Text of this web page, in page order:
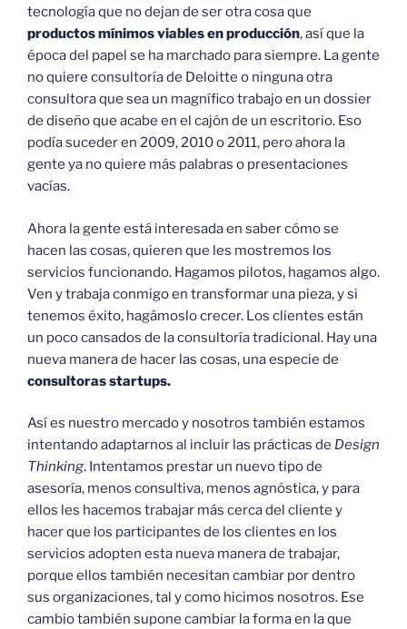
tecnología que no dejan de ser otra cosa que
productos mínimos viables en producción, así que la
época del papel se ha marchado para siempre. La gente
no quiere consultoría de Deloitte o ninguna otra
consultora que sea un magnífico trabajo en un dossier
de diseño que acabe en el cajón de un escritorio. Eso
podía suceder en 2009, 2010 o 2011, pero ahora la
gente ya no quiere más palabras o presentaciones
vacías.
Ahora la gente está interesada en saber cómo se
hacen las cosas, quieren que les mostremos los
servicios funcionando. Hagamos pilotos, hagamos algo.
Ven y trabaja conmigo en transformar una pieza, y si
tenemos éxito, hagámoslo crecer. Los clientes están
un poco cansados de la consultoría tradicional. Hay una
nueva manera de hacer las cosas, una especie de
consultoras startups.
Así es nuestro mercado y nosotros también estamos
intentando adaptarnos al incluir las prácticas de Design
Thinking. Intentamos prestar un nuevo tipo de
asesoría, menos consultiva, menos agnóstica, y para
ellos les hacemos trabajar más cerca del cliente y
hacer que los participantes de los clientes en los
servicios adopten esta nueva manera de trabajar,
porque ellos también necesitan cambiar por dentro
sus organizaciones, tal y como hicimos nosotros. Ese
cambio también supone cambiar la forma en la que